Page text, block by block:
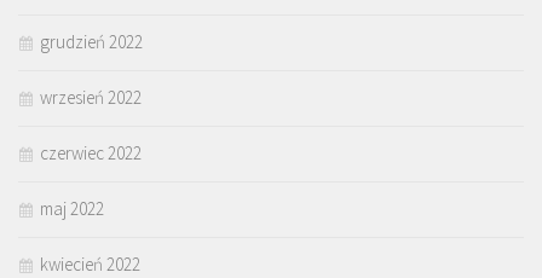
grudzień 2022
wrzesień 2022
czerwiec 2022
maj 2022
kwiecień 2022